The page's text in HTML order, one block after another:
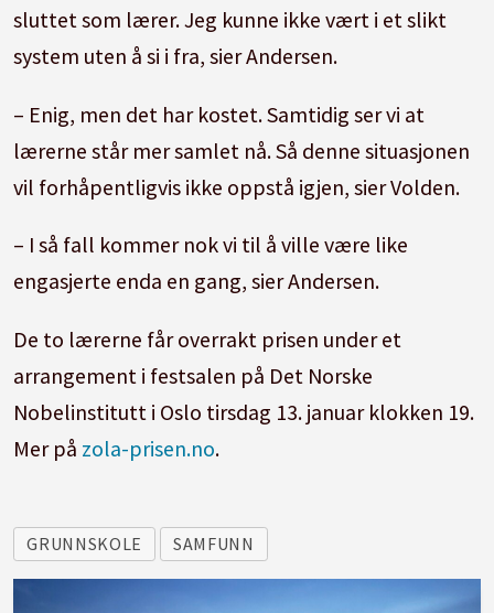
sluttet som lærer. Jeg kunne ikke vært i et slikt
system uten å si i fra, sier Andersen.
– Enig, men det har kostet. Samtidig ser vi at
lærerne står mer samlet nå. Så denne situasjonen
vil forhåpentligvis ikke oppstå igjen, sier Volden.
– I så fall kommer nok vi til å ville være like
engasjerte enda en gang, sier Andersen.
De to lærerne får overrakt prisen under et
arrangement i festsalen på Det Norske
Nobelinstitutt i Oslo tirsdag 13. januar klokken 19.
Mer på zola-prisen.no.
GRUNNSKOLE SAMFUNN